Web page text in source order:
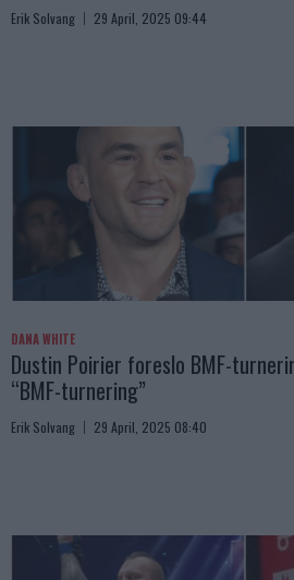
Erik Solvang 29 April, 2025 09:44
DANA WHITE
Dustin Poirier foreslo BMF-
“BMF-turnering”
Erik Solvang 29 April, 2025 08:40